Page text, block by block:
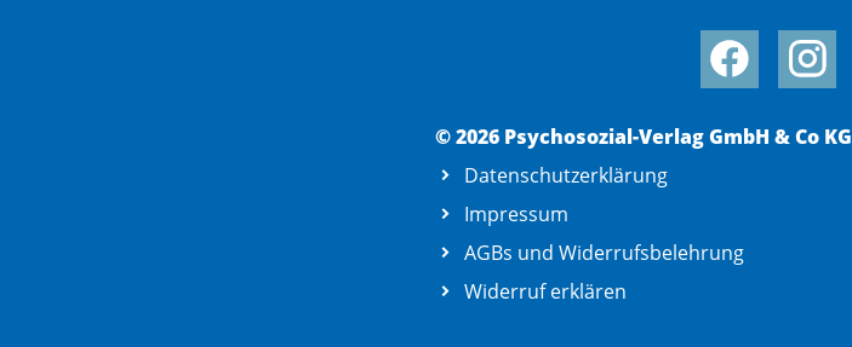
© 2026 Psychosozial-Verlag GmbH & Co KG
Datenschutzerklärung
Impressum
AGBs und Widerrufsbelehrung
Widerruf erklären